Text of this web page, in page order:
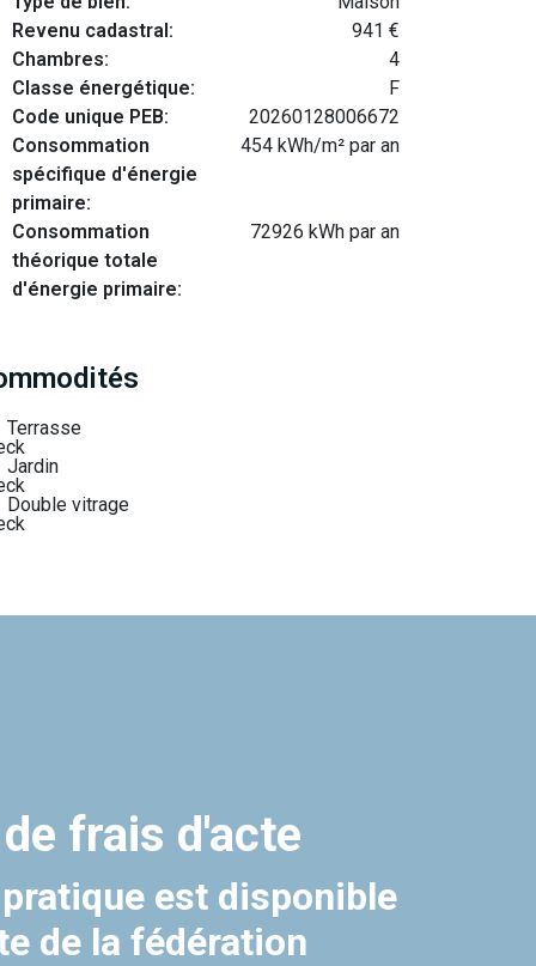
Revenu cadastral:
941 €
Chambres:
4
Classe énergétique:
F
Code unique PEB:
20260128006672
Consommation
spécifique d'énergie
primaire:
454 kWh/m² par an
Consommation
théorique totale
d'énergie primaire:
72926 kWh par an
Terrasse
Jardin
Double vitrage
frais d'acte
est disponible
de la fédération